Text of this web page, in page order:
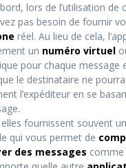
lors de l’utilisation de
pas besoin de fournir
réel. Au lieu de cela,
un numéro virtuel
pour chaque message
le destinataire ne
l’expéditeur en se
elles fournissent souvent
qui vous permet de
des messages